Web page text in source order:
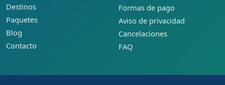
Destinos
Paquetes
Blog
Contacto
Formas de pago
Aviso de privacidad
Cancelaciones
FAQ